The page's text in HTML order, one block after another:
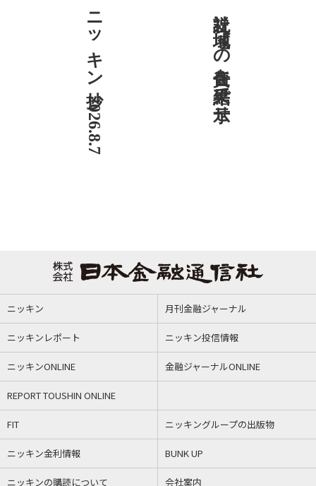
ニッキン抄 2026.8.7 社説 地域への責任を結果で示せ
ニッキン 月刊金融ジャーナル
ニッキンレポート ニッキン投信情報
ニッキンONLINE 金融ジャーナルONLINE
REPORT TOUSHIN ONLINE
FIT ニッキングループの出版物
ニッキン金利情報 BUNK UP
ニッキンの購読について 会社案内